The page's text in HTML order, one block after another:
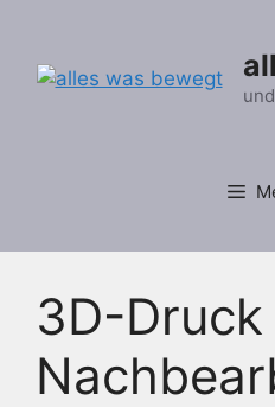
springen
3D-Druck